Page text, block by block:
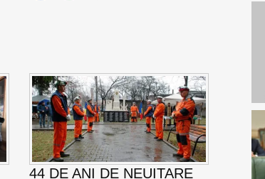
44 DE ANI DE NEUITARE